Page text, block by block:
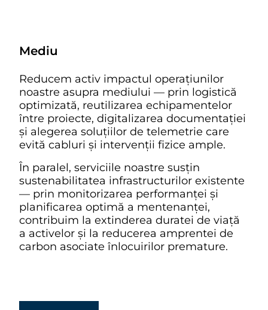
Mediu
Reducem activ impactul operațiunilor
noastre asupra mediului — prin logistică
optimizată, reutilizarea echipamentelor
între proiecte, digitalizarea documentației
și alegerea soluțiilor de telemetrie care
evită cabluri și intervenții fizice ample.
În paralel, serviciile noastre susțin
sustenabilitatea infrastructurilor existente
— prin monitorizarea performanței și
planificarea optimă a mentenanței,
contribuim la extinderea duratei de viață
a activelor și la reducerea amprentei de
carbon asociate înlocuirilor premature.